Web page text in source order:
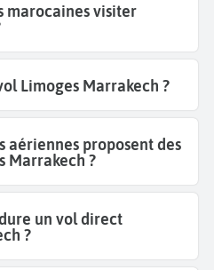
marocaines visiter
Limoges Marrakech ?
aériennes proposent des
Marrakech ?
un vol direct
?